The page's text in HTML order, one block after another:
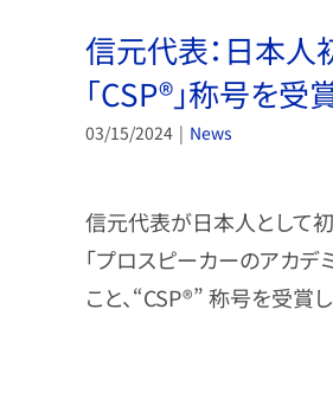
信元代表：日本人
「CSP®」称号を受
03/15/2024 | News
信元代表が日本人として
「プロスピーカーのアカデ
こと、“CSP®” 称号を受賞し